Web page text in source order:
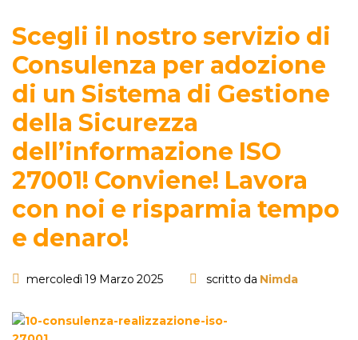
Scegli il nostro servizio di
Consulenza per adozione
di un Sistema di Gestione
della Sicurezza
dell’informazione ISO
27001! Conviene! Lavora
con noi e risparmia tempo
e denaro!
mercoledì 19 Marzo 2025 scritto da Nimda